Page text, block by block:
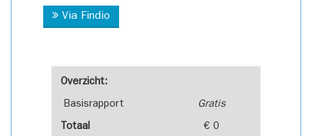
Overzicht:
Basisrapport Gratis
Totaal € 0
Via Findio